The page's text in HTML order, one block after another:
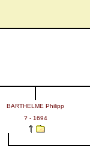
BARTHELME Philipp
? - 1694